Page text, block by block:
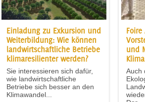
Einladung zu Exkursion und
Weiterbildung: Wie können
landwirtschaftliche Betriebe
klimaresilienter werden?
Sie interessieren sich dafür,
wie landwirtschaftliche
Betriebe sich besser an den
Klimawandel...
Foire
und
Auch